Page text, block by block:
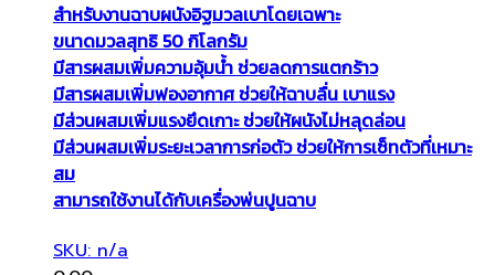
สำหรับงานฉาบผนังอิฐมวลเบาโดยเฉพาะ
ขนาดมวลสุทธิ 50 กิโลกรัม
มีสารผสมเพิ่มความอุ้มน้ำ ช่วยลดการแตกร้าว
มีสารผสมเพิ่มฟองอากาศ ช่วยให้ฉาบลื่น เบาแรง
มีส่วนผสมเพิ่มแรงยึดเกาะ ช่วยให้ผนังไม่หลุดล่อน
มีส่วนผสมเพิ่มระยะเวลาการก่อตัว ช่วยให้การเซ็ทตัวที่เหมาะ
สม
สามารถใช้งานได้กับเครื่องพ่นปูนฉาบ
SKU: n/a